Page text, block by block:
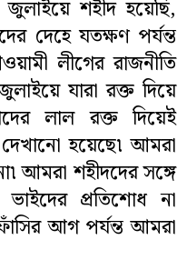
শহীদ হয়েছি,
দেহে যতক্ষণ পর্যন্ত
লীগের রাজনীতি
যারা রক্ত দিয়ে
লাল রক্ত দিয়েই
হয়েছে৷ আমরা
আমরা শহীদদের সঙ্গে
প্রতিশোধ না
আগ পর্যন্ত আমরা